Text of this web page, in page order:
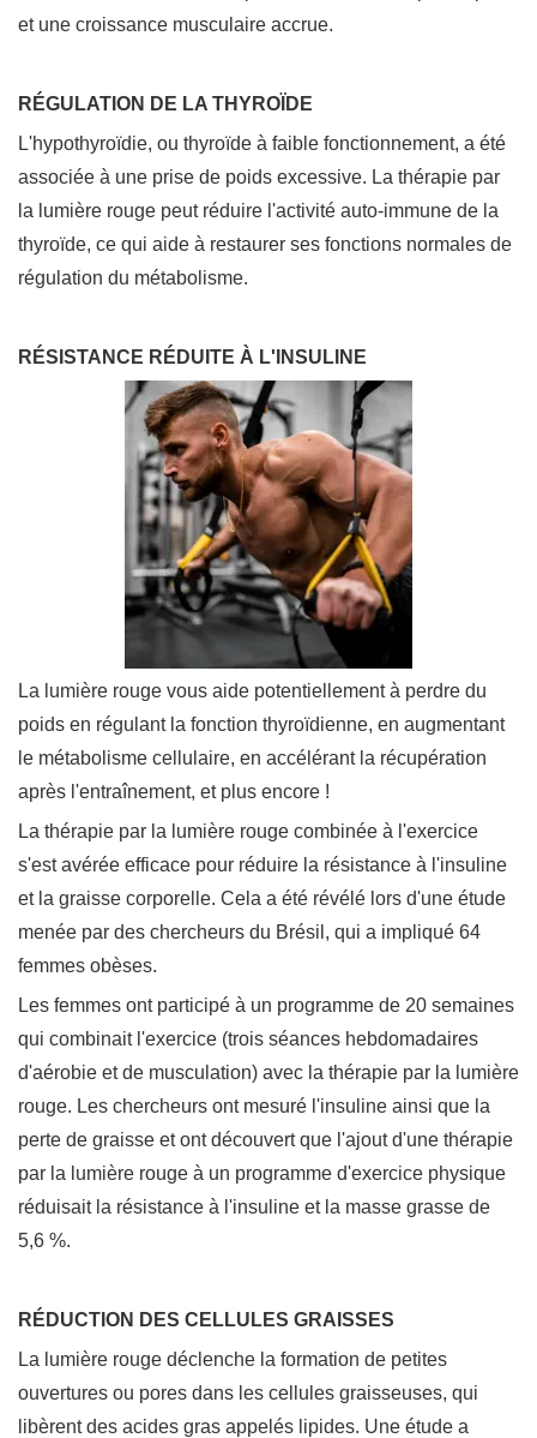
et une croissance musculaire accrue.
RÉGULATION DE LA THYROÏDE
L'hypothyroïdie, ou thyroïde à faible fonctionnement, a été
associée à une prise de poids excessive. La thérapie par
la lumière rouge peut réduire l'activité auto-immune de la
thyroïde, ce qui aide à restaurer ses fonctions normales de
régulation du métabolisme.
RÉSISTANCE RÉDUITE À L'INSULINE
La lumière rouge vous aide potentiellement à perdre du
poids en régulant la fonction thyroïdienne, en augmentant
le métabolisme cellulaire, en accélérant la récupération
après l'entraînement, et plus encore !
La thérapie par la lumière rouge combinée à l'exercice
s'est avérée efficace pour réduire la résistance à l'insuline
et la graisse corporelle. Cela a été révélé lors d'une étude
menée par des chercheurs du Brésil, qui a impliqué 64
femmes obèses.
Les femmes ont participé à un programme de 20 semaines
qui combinait l'exercice (trois séances hebdomadaires
d'aérobie et de musculation) avec la thérapie par la lumière
rouge. Les chercheurs ont mesuré l'insuline ainsi que la
perte de graisse et ont découvert que l'ajout d'une thérapie
par la lumière rouge à un programme d'exercice physique
réduisait la résistance à l'insuline et la masse grasse de
5,6 %.
RÉDUCTION DES CELLULES GRAISSES
La lumière rouge déclenche la formation de petites
ouvertures ou pores dans les cellules graisseuses, qui
libèrent des acides gras appelés lipides. Une étude a